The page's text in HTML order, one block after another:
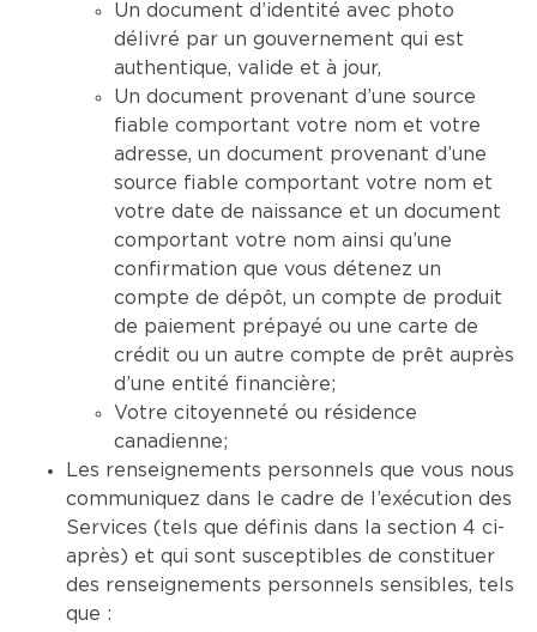
Un document d’identité avec photo
délivré par un gouvernement qui est
authentique, valide et à jour,
Un document provenant d’une source
fiable comportant votre nom et votre
adresse, un document provenant d’une
source fiable comportant votre nom et
votre date de naissance et un document
comportant votre nom ainsi qu’une
confirmation que vous détenez un
compte de dépôt, un compte de produit
de paiement prépayé ou une carte de
crédit ou un autre compte de prêt auprès
d’une entité financière;
Votre citoyenneté ou résidence
canadienne;
Les renseignements personnels que vous nous
communiquez dans le cadre de l’exécution des
Services (tels que définis dans la section 4 ci-
après) et qui sont susceptibles de constituer
des renseignements personnels sensibles, tels
que :